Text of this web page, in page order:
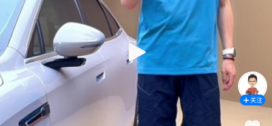
关注